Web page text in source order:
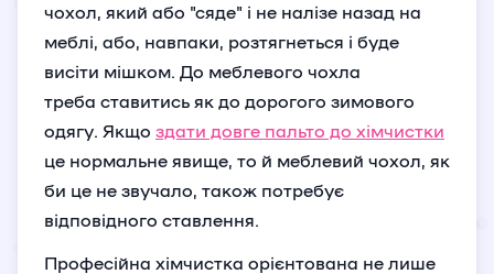
чохол, який або "сяде" і не налізе назад на
меблі, або, навпаки, розтягнеться і буде
висіти мішком. До меблевого чохла
треба ставитись як до дорогого зимового
одягу. Якщо здати довге пальто до хімчистки
це нормальне явище, то й меблевий чохол, як
би це не звучало, також потребує
відповідного ставлення.
Професійна хімчистка орієнтована не лише